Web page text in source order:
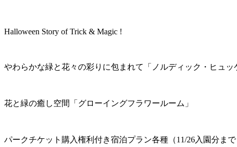
Halloween Story of Trick & Magic !
やわらかな緑と花々の彩りに包まれて「ノルディック・ヒュッ
花と緑の癒し空間「グローイングフラワールーム」
パークチケット購入権利付き宿泊プラン各種（11/26入園分まで